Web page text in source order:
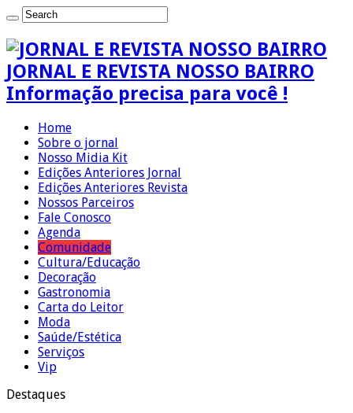
JORNAL E REVISTA NOSSO BAIRRO
Informação precisa para você !
Home
Sobre o jornal
Nosso Midia Kit
Edições Anteriores Jornal
Edições Anteriores Revista
Nossos Parceiros
Fale Conosco
Agenda
Comunidade
Cultura/Educação
Decoração
Gastronomia
Carta do Leitor
Moda
Saúde/Estética
Serviços
Vip
Destaques